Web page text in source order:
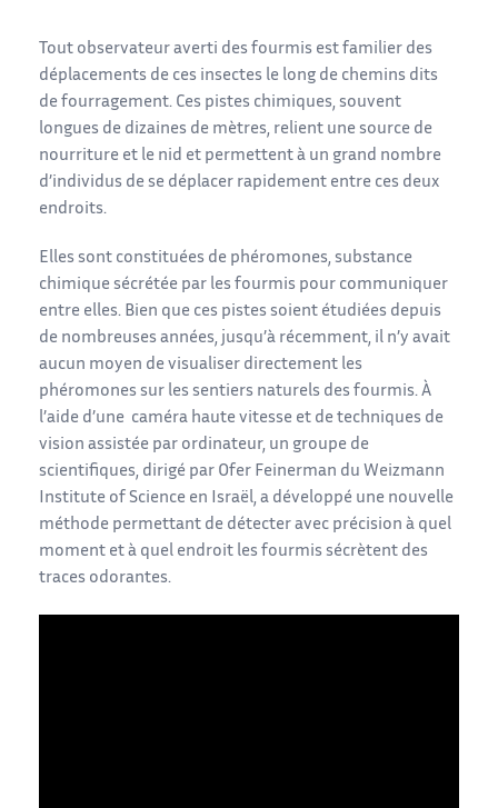
Tout observateur averti des fourmis est familier des
déplacements de ces insectes le long de chemins dits
de fourragement. Ces pistes chimiques, souvent
longues de dizaines de mètres, relient une source de
nourriture et le nid et permettent à un grand nombre
d’individus de se déplacer rapidement entre ces deux
endroits.
Elles sont constituées de phéromones, substance
chimique sécrétée par les fourmis pour communiquer
entre elles. Bien que ces pistes soient étudiées depuis
de nombreuses années, jusqu’à récemment, il n’y avait
aucun moyen de visualiser directement les
phéromones sur les sentiers naturels des fourmis. À
l’aide d’une caméra haute vitesse et de techniques de
vision assistée par ordinateur, un groupe de
scientifiques, dirigé par Ofer Feinerman du Weizmann
Institute of Science en Israël, a développé une nouvelle
méthode permettant de détecter avec précision à quel
moment et à quel endroit les fourmis sécrètent des
traces odorantes.